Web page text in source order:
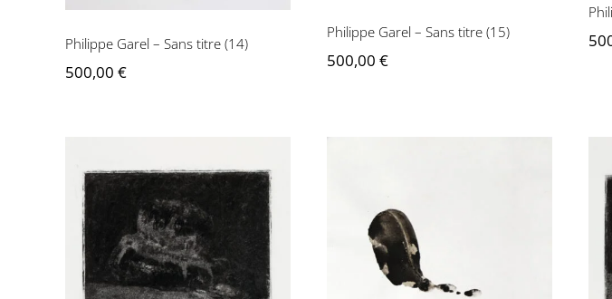
Philippe Garel – Sans titre (14)
500,00 €
Philippe Garel – Sans titre (15)
500,00 €
Philippe Garel – Sans
Philippe Garel – Motif et